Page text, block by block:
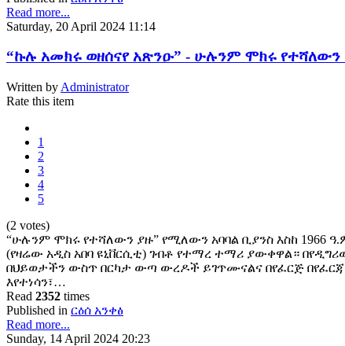
Read more...
Saturday, 20 April 2024 11:14
“ኩሉ አመክሩ ወዘሰናየ አጽንዑ” - ሁሉንም ሞክሩ የተሻለውን
Written by Administrator
Rate this item
1
2
3
4
5
(2 votes)
“ሁሉንም ሞክሩ የተሻለውን ያዙ” የሚለውን አባባል ቢያንስ እስከ 1966
(የዛሬው አዲስ አበባ ዩኒቨርሲቲ) ገብቶ የተማረ ተማሪ ያውቀዋል።
በህይወታችን ውስጥ በርካታ ውጣ ውረዶች ይገጥሙናልና በየፈርጅ
እየተነሳን፣…
Read 2352 times
Published in ርዕሰ አንቀፅ
Read more...
Sunday, 14 April 2024 20:23